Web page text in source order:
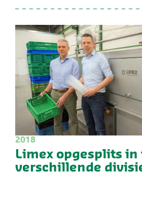
2018
Limex opgesplits in
verschillende